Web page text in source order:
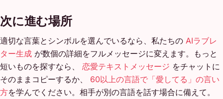
次に進む場所
適切な言葉とシンボルを選んでいるなら、私たちの AIラブレ
ター生成 が数個の詳細をフルメッセージに変えます。もっと
短いものを探すなら、 恋愛テキストメッセージ をチャットに
そのままコピーするか、 60以上の言語で「愛してる」の言い
方を学んでください。相手が別の言語を話す場合に備えて。